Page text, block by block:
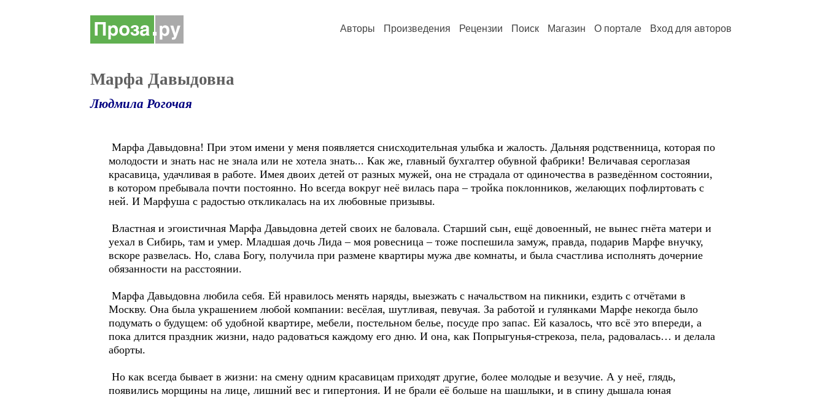
Авторы Произведения Рецензии Поиск Магазин О портале Вход для авторов
Марфа Давыдовна
Людмила Рогочая
Марфа Давыдовна! При этом имени у меня появляется снисходительная улыбка и жалость. Дальняя родственница, которая по
молодости и знать нас не знала или не хотела знать... Как же, главный бухгалтер обувной фабрики! Величавая сероглазая
красавица, удачливая в работе. Имея двоих детей от разных мужей, она не страдала от одиночества в разведённом состоянии,
в котором пребывала почти постоянно. Но всегда вокруг неё вилась пара – тройка поклонников, желающих пофлиртовать с
ней. И Марфуша с радостью откликалась на их любовные призывы.
Властная и эгоистичная Марфа Давыдовна детей своих не баловала. Старший сын, ещё довоенный, не вынес гнёта матери и
уехал в Сибирь, там и умер. Младшая дочь Лида – моя ровесница – тоже поспешила замуж, правда, подарив Марфе внучку,
вскоре развелась. Но, слава Богу, получила при размене квартиры мужа две комнаты, и была счастлива исполнять дочерние
обязанности на расстоянии.
Марфа Давыдовна любила себя. Ей нравилось менять наряды, выезжать с начальством на пикники, ездить с отчётами в
Москву. Она была украшением любой компании: весёлая, шутливая, певучая. За работой и гулянками Марфе некогда было
подумать о будущем: об удобной квартире, мебели, постельном белье, посуде про запас. Ей казалось, что всё это впереди, а
пока длится праздник жизни, надо радоваться каждому его дню. И она, как Попрыгунья-стрекоза, пела, радовалась… и делала
аборты.
Но как всегда бывает в жизни: на смену одним красавицам приходят другие, более молодые и везучие. А у неё, глядь,
появились морщины на лице, лишний вес и гипертония. И не брали её больше на шашлыки, и в спину дышала юная